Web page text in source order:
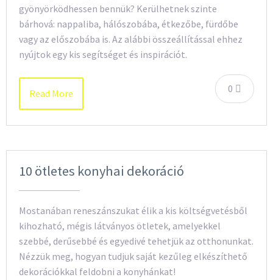
gyönyörködhessen bennük? Kerülhetnek szinte
bárhová: nappaliba, hálószobába, étkezőbe, fürdőbe
vagy az előszobába is. Az alábbi összeállítással ehhez
nyújtok egy kis segítséget és inspirációt.
0
Read More
10 ötletes konyhai dekoráció
Mostanában reneszánszukat élik a kis költségvetésből
kihozható, mégis látványos ötletek, amelyekkel
szebbé, derűsebbé és egyedivé tehetjük az otthonunkat.
Nézzük meg, hogyan tudjuk saját kezűleg elkészíthető
dekorációkkal feldobni a konyhánkat!